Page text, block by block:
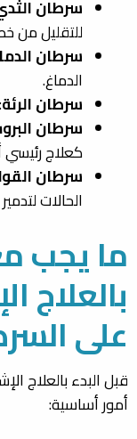
سرطان
للتقليل من
سرطان
الدماغ.
سرطان الرئة
سرطان
كعلاج رئيسي
سرطان
الحالات
ما يجب
بالعلاج
على
قبل البدء بالعلاج
أمور أساسية: